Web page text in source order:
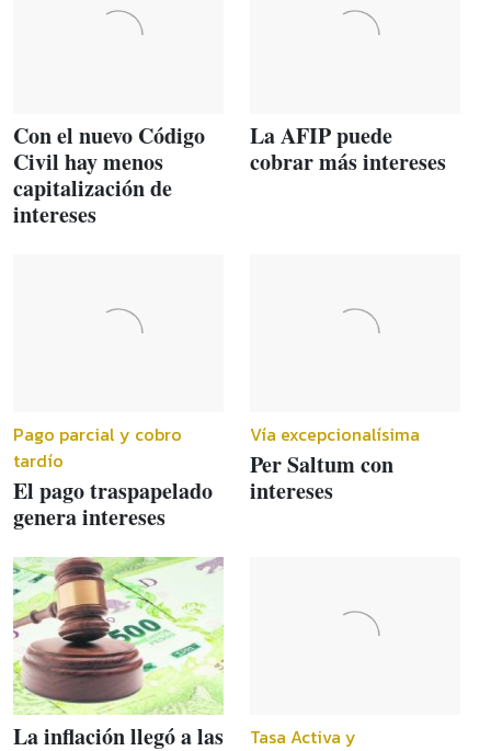
Con el nuevo Código
Civil hay menos
capitalización de
intereses
La AFIP puede
cobrar más intereses
Pago parcial y cobro
tardío
El pago traspapelado
genera intereses
Vía excepcionalísima
Per Saltum con
intereses
La inflación llegó a las
Tasa Activa y